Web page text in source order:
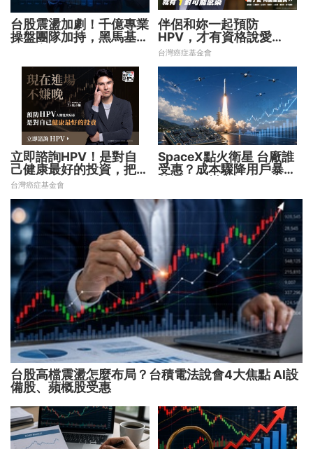
台股震盪加劇！千億專業
操盤團隊加持，黑馬基金
伴侶和妳一起預防
HPV，才有資格說愛
妳！
台灣癌症基金會
立即諮詢HPV！是對自
己健康最好的投資，把握
現在不嫌晚！
台灣癌症基金會
SpaceX點火衛星 台廠誰
受惠？成本驟降用戶暴增
台股高檔震盪怎麼布局？台積電法說會4大焦點 AI設
備股、蘋概股受惠